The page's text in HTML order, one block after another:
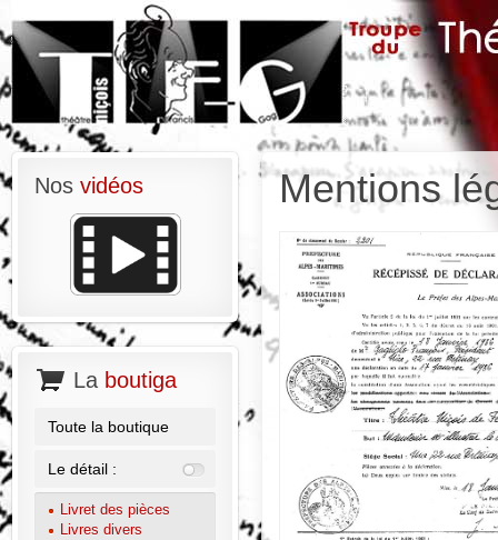
Mentions
Nos vidéos
La boutiga
Toute la boutique
Le détail :
Livret des pièces
Livres divers